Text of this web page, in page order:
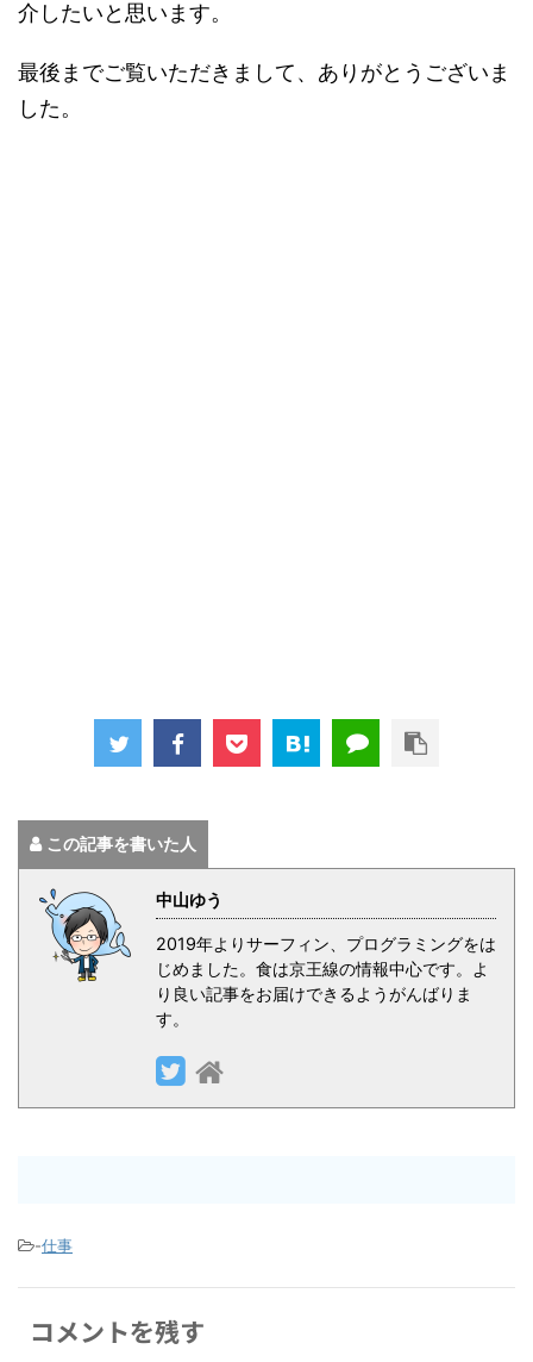
介したいと思います。
最後までご覧いただきまして、ありがとうございま
した。
この記事を書いた人
中山ゆう
2019年よりサーフィン、プログラミングをは
じめました。食は京王線の情報中心です。よ
り良い記事をお届けできるようがんばりま
す。
-仕事
コメントを残す